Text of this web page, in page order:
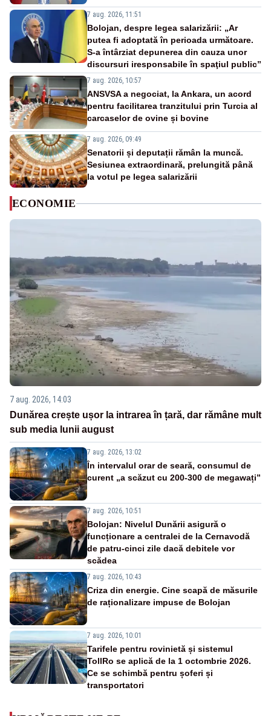
7 aug. 2026, 11:51
Bolojan, despre legea salarizării: „Ar
putea fi adoptată în perioada următoare.
S-a întârziat depunerea din cauza unor
discursuri iresponsabile în spaţiul public”
7 aug. 2026, 10:57
ANSVSA a negociat, la Ankara, un acord
pentru facilitarea tranzitului prin Turcia al
carcaselor de ovine și bovine
7 aug. 2026, 09:49
Senatorii și deputații rămân la muncă.
Sesiunea extraordinară, prelungită până
la votul pe legea salarizării
ECONOMIE
7 aug. 2026, 14:03
Dunărea crește ușor la intrarea în țară, dar rămâne mult
sub media lunii august
7 aug. 2026, 13:02
În intervalul orar de seară, consumul de
curent „a scăzut cu 200-300 de megawați”
7 aug. 2026, 10:51
Bolojan: Nivelul Dunării asigură o
funcționare a centralei de la Cernavodă
de patru-cinci zile dacă debitele vor
scădea
7 aug. 2026, 10:43
Criza din energie. Cine scapă de măsurile
de raționalizare impuse de Bolojan
7 aug. 2026, 10:01
Tarifele pentru rovinietă și sistemul
TollRo se aplică de la 1 octombrie 2026.
Ce se schimbă pentru șoferi și
transportatori